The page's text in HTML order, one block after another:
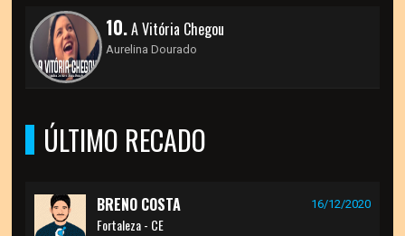
10.A Vitória Chegou
Aurelina Dourado
ÚLTIMO RECADO
BRENO COSTA 16/12/2020
Fortaleza - CE